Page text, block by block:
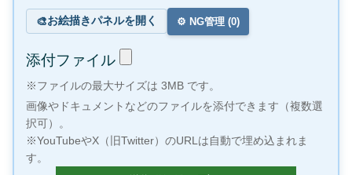
🎨お絵描きパネルを開く ⚙️ NG管理 (0)
添付ファイル
※ファイルの最大サイズは 3MB です。
画像やドキュメントなどのファイルを添付できます（複数選
択可）。
※YouTubeやX（旧Twitter）のURLは自動で埋め込まれま
す。